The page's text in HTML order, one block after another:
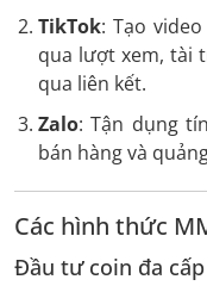
TikTok: Tạo
qua lượt xem, tài
qua liên kết.
Zalo: Tận dụng
bán hàng và
Các hình thức
Đầu tư coin đa cấp